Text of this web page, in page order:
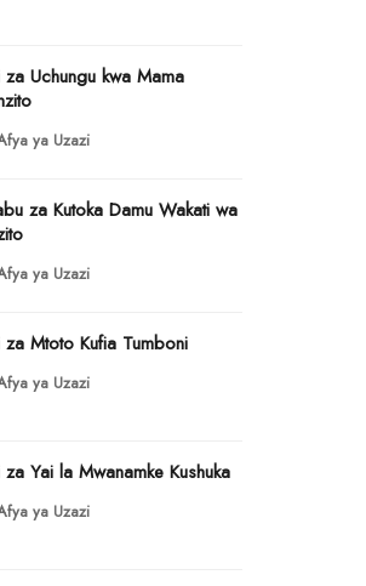
za Uchungu kwa Mama
ya Uzazi
za Kutoka Damu Wakati wa
ya Uzazi
za Mtoto Kufia Tumboni
ya Uzazi
Yai la Mwanamke Kushuka
ya Uzazi